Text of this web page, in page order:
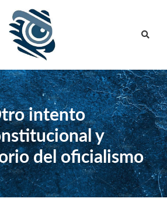
intento
y
del oficialismo